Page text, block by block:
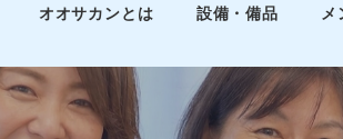
オオサカンとは 設備・備品 メ